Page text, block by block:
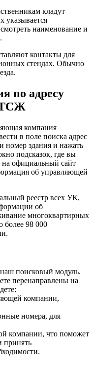
кладут
указывается
наименование и
контакты для
стендах. Обычно
по адресу
компания
в поле поиска адрес
номер здания и нажать
подсказок, где вы
официальный сайт
об управляющей
реестр всех УК,
об
многоквартирных
более 98 000
поисковый модуль.
перенаправлены на
компании,
номера, для
компании, что поможет
принять